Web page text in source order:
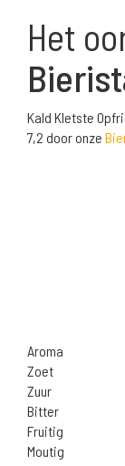
Het
Kald Kletste
7,2 door onze
Aroma
Zoet
Zuur
Bitter
Fruitig
Moutig